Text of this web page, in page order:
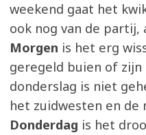
weekend gaat het
ook nog van de partij,
Morgen is het erg
geregeld buien of
donderslag is niet
het zuidwesten en de
Donderdag is het